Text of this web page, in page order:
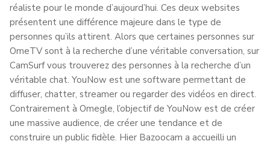
réaliste pour le monde d’aujourd’hui. Ces deux websites
présentent une différence majeure dans le type de
personnes qu’ils attirent. Alors que certaines personnes sur
OmeTV sont à la recherche d’une véritable conversation, sur
CamSurf vous trouverez des personnes à la recherche d’un
véritable chat. YouNow est une software permettant de
diffuser, chatter, streamer ou regarder des vidéos en direct.
Contrairement à Omegle, l’objectif de YouNow est de créer
une massive audience, de créer une tendance et de
construire un public fidèle. Hier Bazoocam a accueilli un